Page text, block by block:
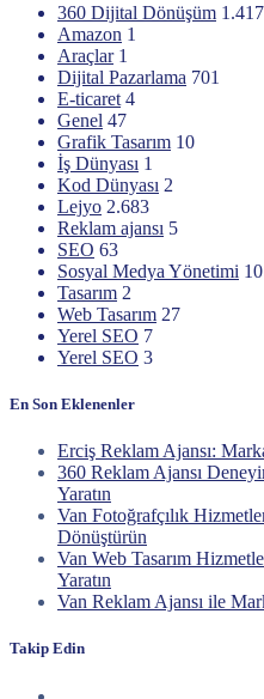
360 Dijital Dönüşüm 1.417
Amazon 1
Araçlar 1
Dijital Pazarlama 701
E-ticaret 4
Genel 47
Grafik Tasarım 10
İş Dünyası 1
Kod Dünyası 2
Lejyo 2.683
Reklam ajansı 5
SEO 63
Sosyal Medya Yönetimi 10
Tasarım 2
Web Tasarım 27
Yerel SEO 7
Yerel SEO 3
En Son Eklenenler
Erciş Reklam Ajansı:
360 Reklam Ajansı
Yaratın
Van Fotoğrafçılık
Dönüştürün
Van Web Tasarım
Yaratın
Van Reklam Ajansı ile
Takip Edin